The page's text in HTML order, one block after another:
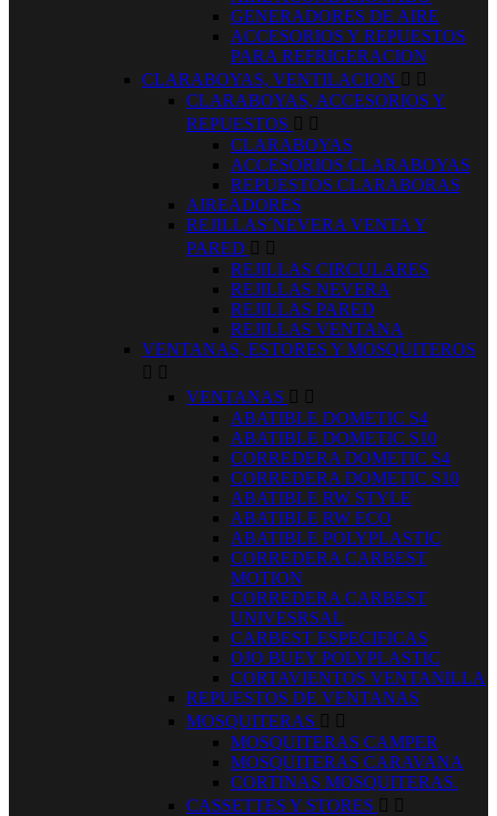
GENERADORES DE AIRE
ACCESORIOS Y REPUESTOS
PARA REFRIGERACION
CLARABOYAS, VENTILACION  
CLARABOYAS, ACCESORIOS Y
REPUESTOS  
CLARABOYAS
ACCESORIOS CLARABOYAS
REPUESTOS CLARABORAS
AIREADORES
REJILLAS´NEVERA VENTA Y
PARED  
REJILLAS CIRCULARES
REJILLAS NEVERA
REJILLAS PARED
REJILLAS VENTANA
VENTANAS, ESTORES Y MOSQUITEROS
 
VENTANAS  
ABATIBLE DOMETIC S4
ABATIBLE DOMETIC S10
CORREDERA DOMETIC S4
CORREDERA DOMETIC S10
ABATIBLE RW STYLE
ABATIBLE RW ECO
ABATIBLE POLYPLASTIC
CORREDERA CARBEST
MOTION
CORREDERA CARBEST
UNIVESRSAL
CARBEST ESPECIFICAS
OJO BUEY POLYPLASTIC
CORTAVIENTOS VENTANILLA
REPUESTOS DE VENTANAS
MOSQUITERAS  
MOSQUITERAS CAMPER
MOSQUITERAS CARAVANA
CORTINAS MOSQUITERAS.
CASSETTES Y STORES  